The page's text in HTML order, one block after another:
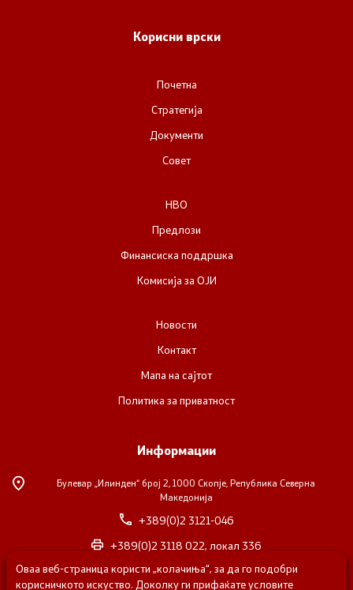
Корисни врски
Почетна
Стратегија
Документи
Совет
НВО
Предлози
Финансиска поддршка
Комисија за ОЈИ
Новости
Контакт
Мапа на сајтот
Политика за приватност
Информации
Булевар „Илинден“ број 2, 1000 Скопје, Република Северна
Македонија
+389(0)2 3121-046
+389(0)2 3118 022, локал 336
nvosorabotka@gs.gov.mk
Оваа веб-страница користи „колачиња“, за да го подобри
корисничкото искуство. Доколку ги прифаќате условите